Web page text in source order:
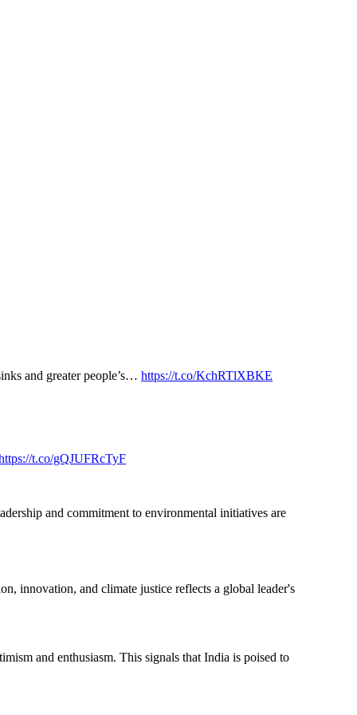
and greater people’s… https://t.co/KchRTlXBKE
t.co/gQJUFRcTyF
and commitment to environmental initiatives are
innovation, and climate justice reflects a global leader's
and enthusiasm. This signals that India is poised to